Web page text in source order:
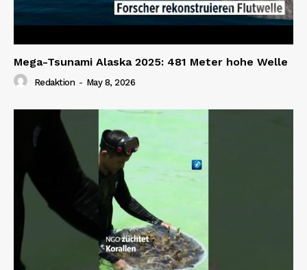
Mega-Tsunami Alaska 2025: 481 Meter hohe Welle
Redaktion - May 8, 2026